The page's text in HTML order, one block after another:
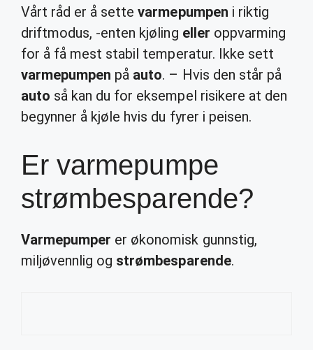
Vårt råd er å settevarmepumpen i riktig
driftmodus, -enten kjøling eller oppvarming
for å få mest stabil temperatur. Ikke sett
varmepumpen på auto. – Hvis den står på
auto så kan du for eksempel risikere at den
begynner å kjøle hvis du fyrer i peisen.
Er varmepumpe
strømbesparende?
Varmepumper er økonomisk gunnstig,
miljøvennlig og strømbesparende.